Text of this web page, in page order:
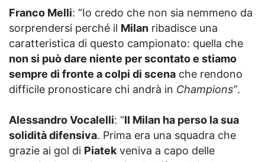
Franco Melli: “Io credo che non sia nemmeno da
sorprendersi perché il Milan ribadisce una
caratteristica di questo campionato: quella che
non si può dare niente per scontato e stiamo
sempre di fronte a colpi di scena che rendono
difficile pronosticare chi andrà in Champions”.
Alessandro Vocalelli: “Il Milan ha perso la sua
solidità difensiva. Prima era una squadra che
grazie ai gol di Piatek veniva a capo delle